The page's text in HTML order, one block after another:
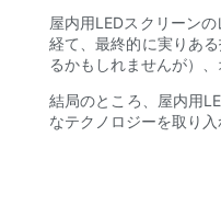
屋内用LEDスクリーン
経て、最終的に実りあ
るかもしれませんが）
結局のところ、屋内用
なテクノロジーを取り